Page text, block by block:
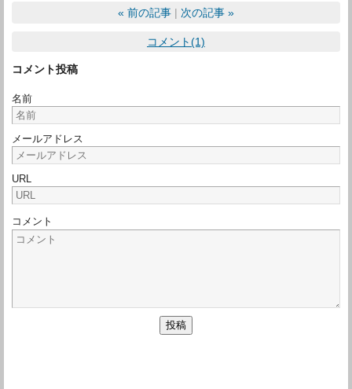
« 前の記事 次の記事 »
コメント(1)
コメント投稿
名前
メールアドレス
URL
コメント